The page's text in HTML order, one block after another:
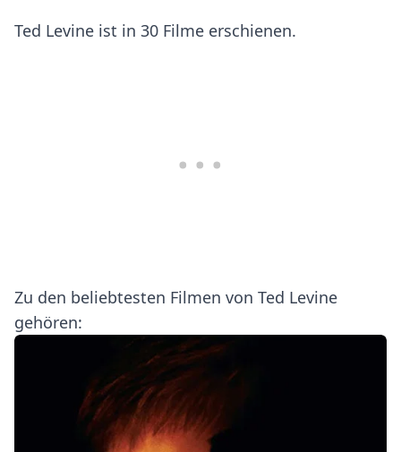
Ted Levine ist in 30 Filme erschienen.
Zu den beliebtesten Filmen von Ted Levine
gehören: